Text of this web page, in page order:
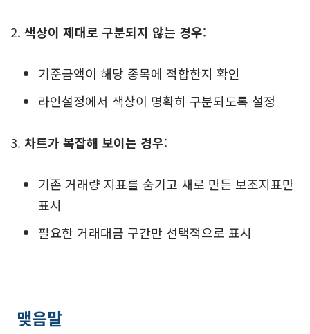
색상이 제대로 구분되지 않는 경우:
기준금액이 해당 종목에 적합한지 확인
라인설정에서 색상이 명확히 구분되도록 설정
차트가 복잡해 보이는 경우:
기존 거래량 지표를 숨기고 새로 만든 보조지표만
표시
필요한 거래대금 구간만 선택적으로 표시
맺음말